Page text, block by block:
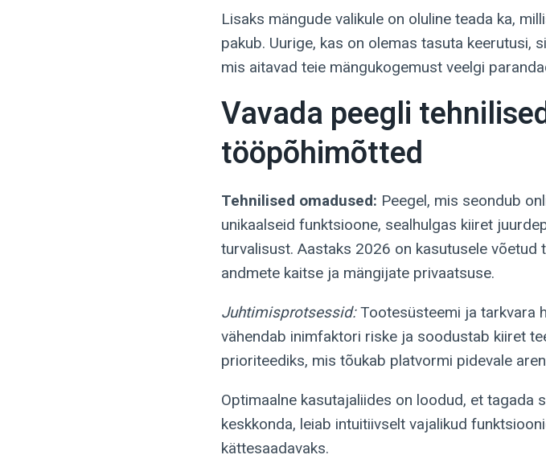
Lisaks mängude valikule on oluline teada ka,
pakub. Uurige, kas on olemas tasuta
mis aitavad teie mängukogemust veelgi
Vavada peegli
tööpõhimõtted
Tehnilised omadused: Peegel, mis seondub
unikaalseid funktsioone, sealhulgas kiiret
turvalisust. Aastaks 2026 on kasutusele
andmete kaitse ja mängijate privaatsuse.
Juhtimisprotsessid:Tootesüsteemi ja tarkvara
vähendab inimfaktori riske ja soodustab kiiret
prioriteediks, mis tõukab platvormi pidevale
Optimaalne kasutajaliides on loodud, et tagada
keskkonda, leiab intuitiivselt vajalikud
kättesaadavaks.